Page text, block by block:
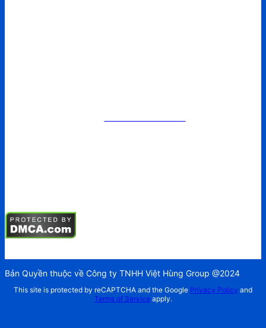
Bản Quyền thuộc về Công ty TNHH Việt Hùng Group @2024
This site is protected by reCAPTCHA and the Google Privacy Policy and
Terms of Serviceapply.